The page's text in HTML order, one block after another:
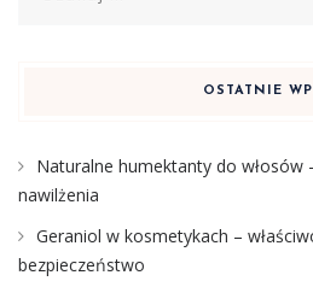
OSTATNIE
Naturalne humektanty do włosów
nawilżenia
Geraniol w kosmetykach –
bezpieczeństwo